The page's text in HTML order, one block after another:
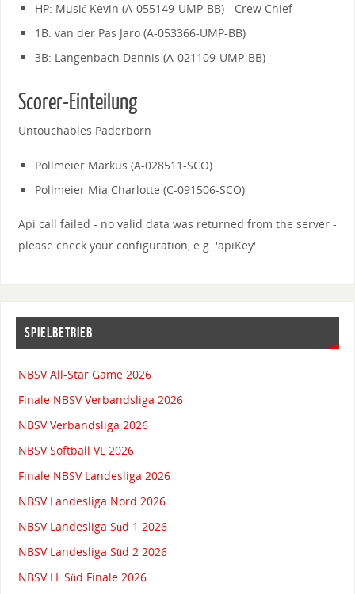
HP: Musić Kevin (A-055149-UMP-BB) - Crew Chief
1B: van der Pas Jaro (A-053366-UMP-BB)
3B: Langenbach Dennis (A-021109-UMP-BB)
Scorer-Einteilung
Untouchables Paderborn
Pollmeier Markus (A-028511-SCO)
Pollmeier Mia Charlotte (C-091506-SCO)
Api call failed - no valid data was returned from the server -
please check your configuration, e.g. 'apiKey'
SPIELBETRIEB
NBSV All-Star Game 2026
Finale NBSV Verbandsliga 2026
NBSV Verbandsliga 2026
NBSV Softball VL 2026
Finale NBSV Landesliga 2026
NBSV Landesliga Nord 2026
NBSV Landesliga Süd 1 2026
NBSV Landesliga Süd 2 2026
NBSV LL Süd Finale 2026